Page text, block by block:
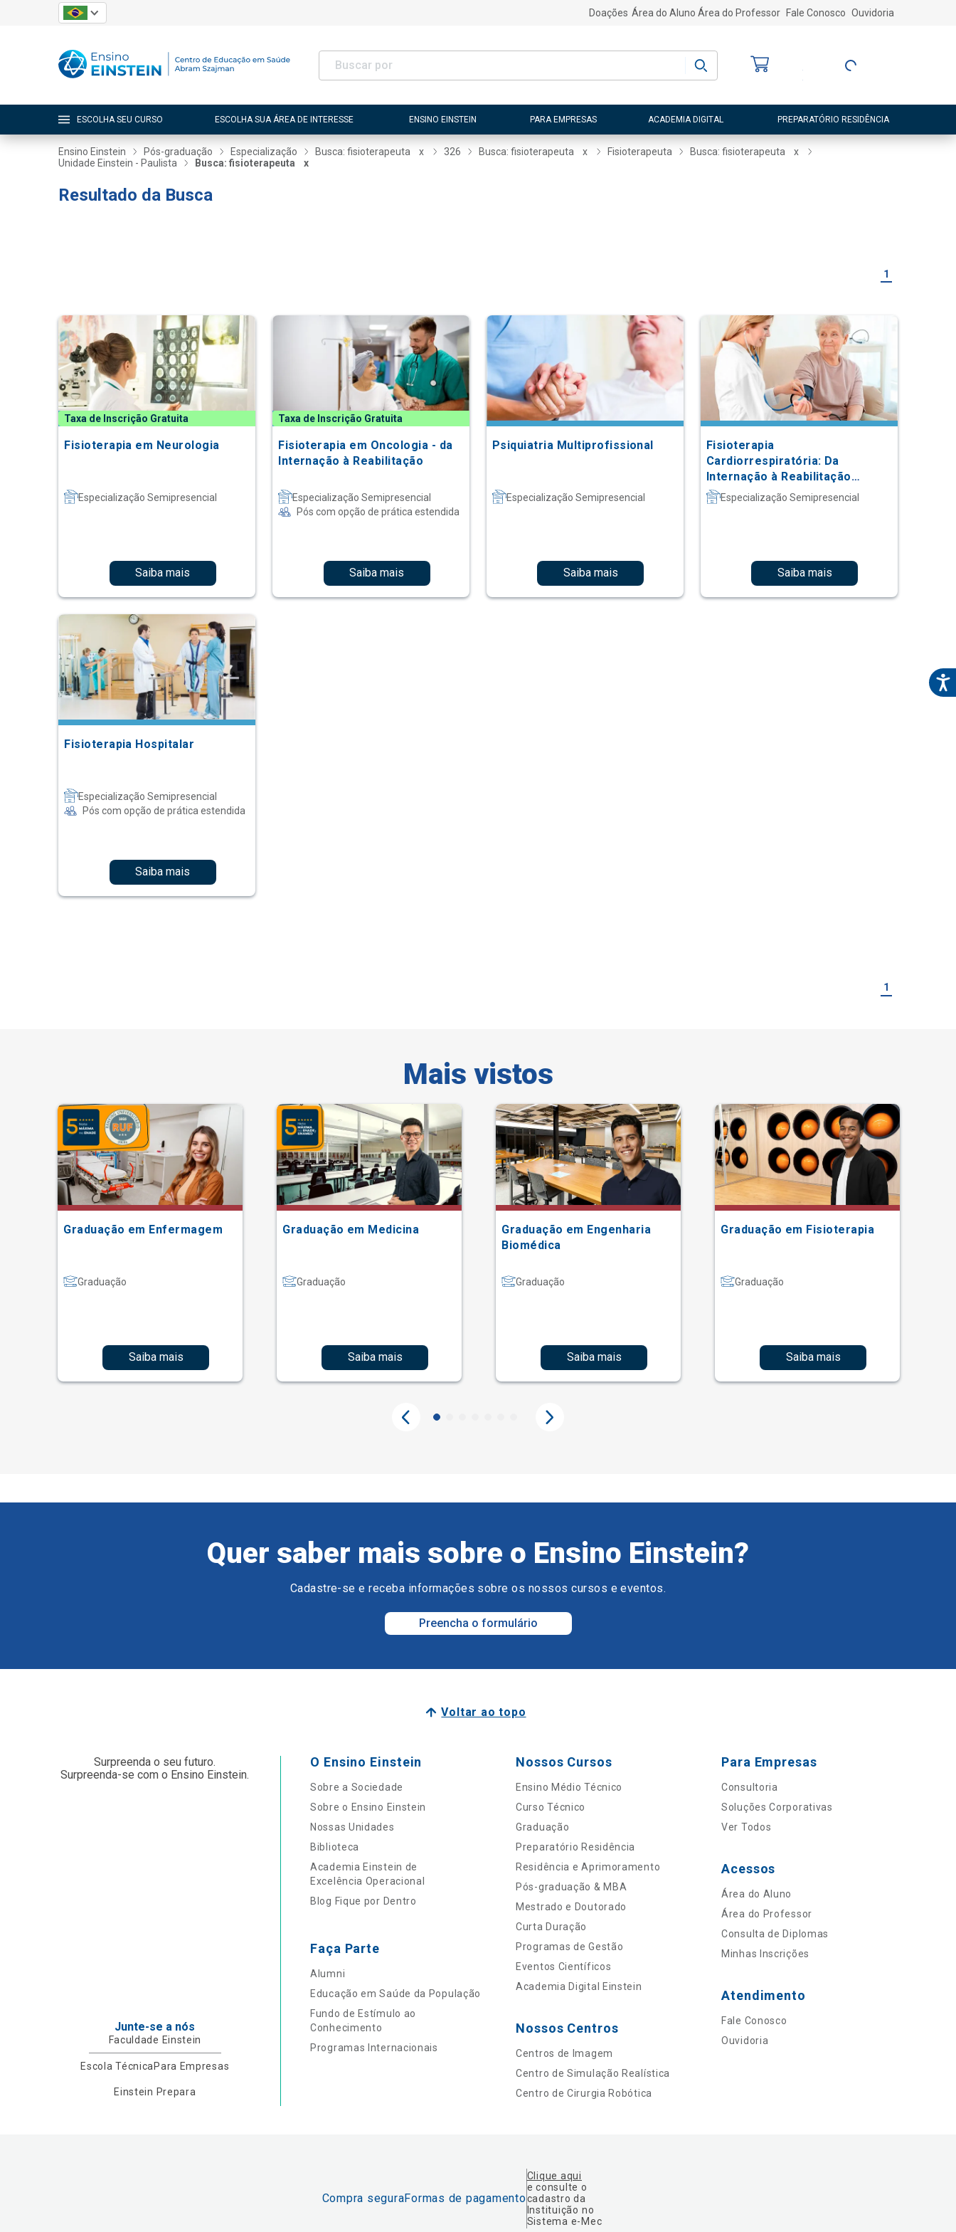
Doações Área do Aluno Área do Professor Fale Conosco Ouvidoria
Entre ou Cadastre-
ESCOLHA SEU CURSO ESCOLHA SUA ÁREA DE INTERESSE ENSINO EINSTEIN PARA EMPRESAS ACADEMIA DIGITAL PREPARATÓRIO RESIDÊNCIA
Ensino Einstein Pós-graduação Especialização Busca: fisioterapeuta x 326 Busca: fisioterapeuta x Fisioterapeuta Busca: fisioterapeuta
x
Unidade Einstein - Paulista
Busca: fisioterapeuta x
Resultado da Busca
1
Taxa de Inscrição Gratuita
Fisioterapia em Neurologia
Especialização Semipresencial
Saiba mais
Taxa de Inscrição Gratuita
Fisioterapia em Oncologia - da
Internação à Reabilitação
Especialização Semipresencial
Pós com opção de prática estendida
Saiba mais
Psiquiatria Multiprofissional
Especialização Semipresencial
Saiba mais
Fisioterapia
Cardiorrespiratória: Da
Internação à Reabilitação
Ambulatorial
Especialização Semipresencial
Saiba mais
Fisioterapia Hospitalar
Especialização Semipresencial
Pós com opção de prática estendida
Saiba mais
1
Mais vistos
Graduação em Enfermagem
Graduação
Saiba mais
Graduação em Medicina
Graduação
Saiba mais
Graduação em Engenharia
Biomédica
Graduação
Saiba mais
Graduação em Fisioterapia
Graduação
Saiba mais
Quer saber mais sobre o Ensino Einstein?
Cadastre-se e receba informações sobre os nossos cursos e eventos.
Preencha o formulário
Voltar ao topo
Surpreenda o seu futuro.
Surpreenda-se com o Ensino Einstein.
Junte-se a nós
Faculdade Einstein
Escola Técnica Para Empresas
Einstein Prepara
O Ensino Einstein
Sobre a Sociedade
Sobre o Ensino Einstein
Nossas Unidades
Biblioteca
Academia Einstein de
Excelência Operacional
Blog Fique por Dentro
Faça Parte
Alumni
Educação em Saúde da População
Fundo de Estímulo ao
Conhecimento
Programas Internacionais
Nossos Cursos
Ensino Médio Técnico
Curso Técnico
Graduação
Preparatório Residência
Residência e Aprimoramento
Pós-graduação & MBA
Mestrado e Doutorado
Curta Duração
Programas de Gestão
Eventos Científicos
Academia Digital Einstein
Nossos Centros
Centros de Imagem
Centro de Simulação Realística
Centro de Cirurgia Robótica
Para Empresas
Consultoria
Soluções Corporativas
Ver Todos
Acessos
Área do Aluno
Área do Professor
Consulta de Diplomas
Minhas Inscrições
Atendimento
Fale Conosco
Ouvidoria
Compra seguraFormas de pagamento
Clique aqui
e consulte o
cadastro da
Instituição no
Sistema e-Mec